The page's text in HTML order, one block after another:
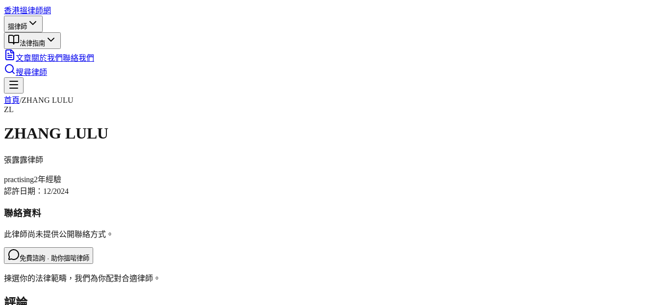
香港搵律師網
搵律師
法律指南
文章關於我們聯絡我們
搜尋律師
首頁/ZHANG LULU
ZL
ZHANG LULU
張露露律師
practising2年經驗
認許日期： 12/2024
聯絡資料
此律師尚未提供公開聯絡方式。
免費諮詢 · 助你搵啱律師
揀選你的法律範疇，我們為你配對合適律師。